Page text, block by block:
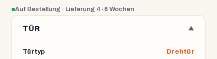
Auf Bestellung · Lieferung 4-6 Wochen
TÜR ▼
Türtyp Drehtür